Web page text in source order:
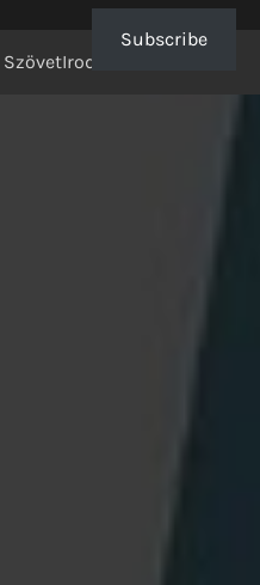
SzövetIrodalom
Subscribe